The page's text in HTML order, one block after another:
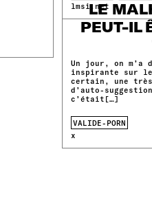
lmsi.net
LE
PEUT-IL
Un jour, on m’a
inspirante sur
certain, une très
d’auto-
c’était[…]
VALIDE-PORN
x